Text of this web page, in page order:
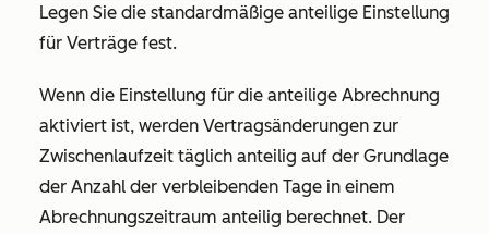
Legen Sie die standardmäßige anteilige Einstellung
für Verträge fest.
Wenn die Einstellung für die anteilige Abrechnung
aktiviert ist, werden Vertragsänderungen zur
Zwischenlaufzeit täglich anteilig auf der Grundlage
der Anzahl der verbleibenden Tage in einem
Abrechnungszeitraum anteilig berechnet. Der